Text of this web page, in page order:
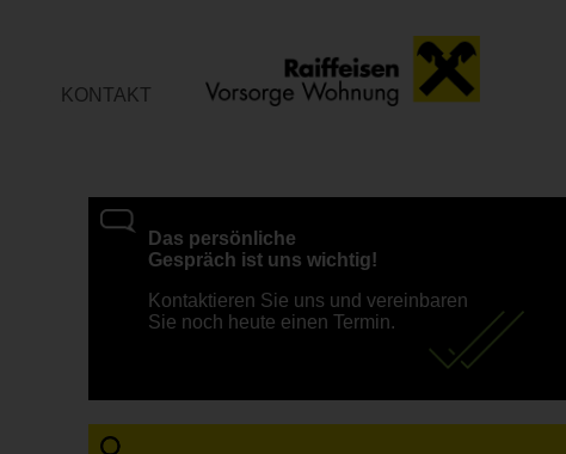
Das persönliche
Gespräch ist uns wichtig!
Kontaktieren Sie uns und vereinbaren
Sie noch heute einen Termin.
KONTAKT